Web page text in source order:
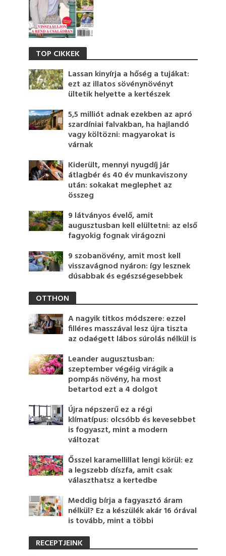
TOP CIKKEK
Lassan kinyírja a hőség a tujákat:
ezt az illatos sövénynövényt
ültetik helyette a kertészek
5,5 milliót adnak ezekben az apró
szardíniai falvakban, ha hajlandó
vagy költözni: magyarokat is
várnak
Kiderült, mennyi nyugdíj jár
átlagbér és 40 év munkaviszony
után: sokakat meglephet az
összeg
9 látványos évelő, amit
augusztusban kell elültetni: az első
fagyokig fognak virágozni
9 szobanövény, amit most kell
visszavágnod nyáron: így lesznek
dúsabbak és egészségesebbek
OTTHON
A nagyik titkos módszere: ezzel
filléres masszával lesz újra tiszta
az odaégett lábos súrolás nélkül is
Leander augusztusban:
szeptember végéig virágik a
pompás növény, ha most
betartod ezt a 4 dolgot
Újra népszerű ez a régi
klímatípus: olcsóbb és kevesebbet
is fogyaszt, mint a modern
változat
Ősszel karamellillat lengi körül: ez
a legszebb díszfa, amit csak
választhatsz a kertedbe
Meddig bírja a fagyasztó áram
nélkül? Ez a készülék akár 16 órával
is tovább, mint a többi
RECEPTJEINK